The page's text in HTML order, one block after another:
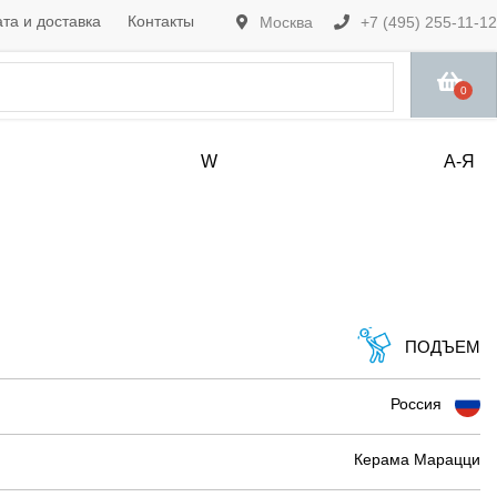
Москва +7 (495) 255-11-12
и доставка Контакты
0
W А-Я
ПОДЪЕМ
Россия
Керама Марацци